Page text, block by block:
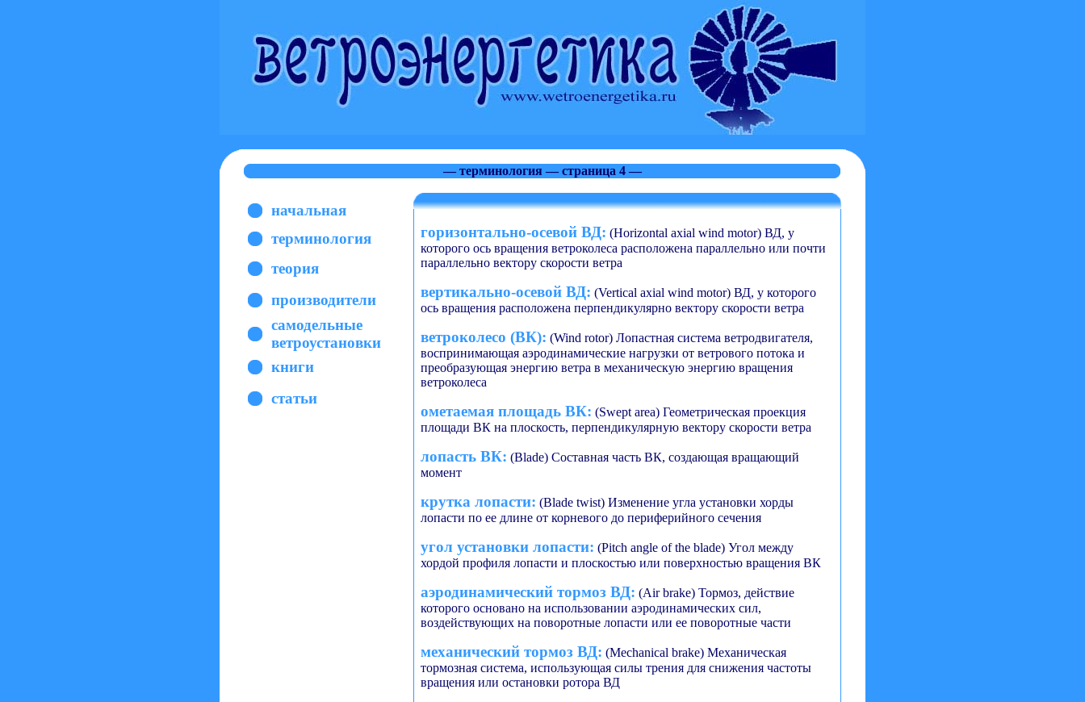
— терминология — страница 4 —
начальная
терминология
теория
производители
самодельные
ветроустановки
книги
статьи
горизонтально-осевой ВД: (Horizontal axial wind motor) ВД, у
которого ось вращения ветроколеса расположена параллельно или почти
параллельно вектору скорости ветра
вертикально-осевой ВД: (Vertical axial wind motor) ВД, у которого
ось вращения расположена перпендикулярно вектору скорости ветра
ветроколесо (ВК): (Wind rotor) Лопастная система ветродвигателя,
воспринимающая аэродинамические нагрузки от ветрового потока и
преобразующая энергию ветра в механическую энергию вращения
ветроколеса
ометаемая площадь ВК: (Swept area) Геометрическая проекция
площади ВК на плоскость, перпендикулярную вектору скорости ветра
лопасть ВК: (Blade) Составная часть ВК, создающая вращающий
момент
крутка лопасти: (Blade twist) Изменение угла установки хорды
лопасти по ее длине от корневого до периферийного сечения
угол установки лопасти: (Pitch angle of the blade) Угол между
хордой профиля лопасти и плоскостью или поверхностью вращения ВК
аэродинамический тормоз ВД: (Air brake) Тормоз, действие
которого основано на использовании аэродинамических сил,
воздействующих на поворотные лопасти или ее поворотные части
механический тормоз ВД: (Mechanical brake) Механическая
тормозная система, использующая силы трения для снижения частоты
вращения или остановки ротора ВД